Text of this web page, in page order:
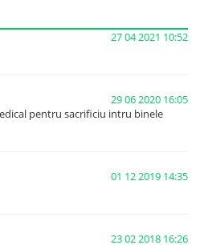
27 04 2021 10:52
29 06 2020 16:05
pentru sacrificiu intru binele
01 12 2019 14:35
23 02 2018 16:26